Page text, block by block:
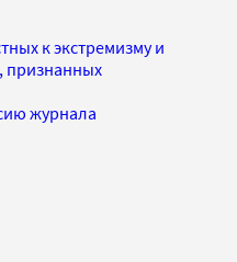
к экстремизму и
признанных
журнала